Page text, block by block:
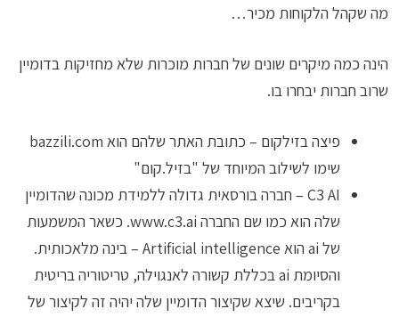
מה שקהל הלקוחות מכיר…
הינה כמה מיקרים שונים של חברות מוכרות שלא מחזיקות בדומיין
שרוב חברות יבחרו בו.
פיצה בזילקום – כתובת האתר שלהם הוא bazzili.com
שימו לשילוב המיוחד של "בזיל.קום"
C3 AI – חברה בורסאית גדולה ללמידת מכונה שהדומיין
שלה הוא כמו שם החברה www.c3.ai. כשאר המשמעות
של ai הוא Artificial intelligence – בינה מלאכותית.
והסיומת ai בכללת קשורה לאנגוילה, טריטוריה בריטית
בקריבים. שיצא שקיצור הדומיין שלה יהיה זה לקיצור של